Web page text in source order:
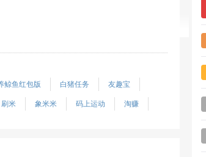
鲸鱼红包版 白猪任务 友趣宝
刷米 象米米 码上运动 淘赚